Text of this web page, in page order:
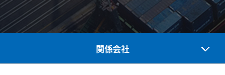
関係会社